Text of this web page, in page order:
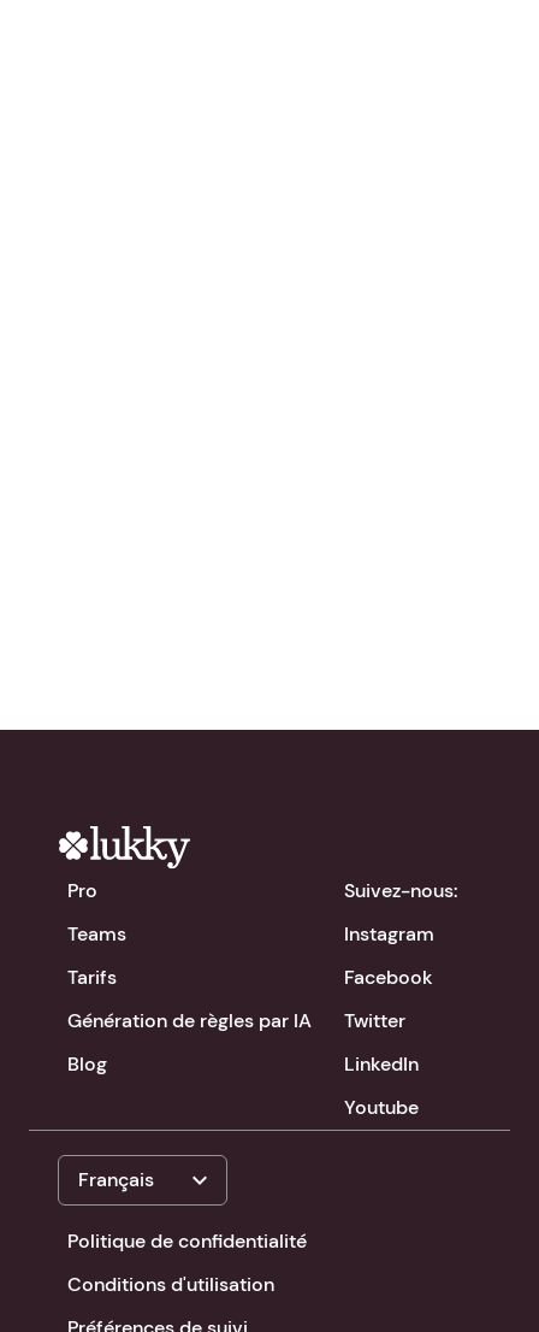
Pro
Teams
Tarifs
Génération de règles par IA
Blog
Suivez-nous:
Instagram
Facebook
Twitter
LinkedIn
Youtube
Français expand_more
Politique de confidentialité
Conditions d'utilisation